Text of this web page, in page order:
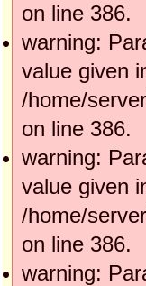
on line 386.
warning:
value given
/home/
on line 386.
warning:
value given
/home/
on line 386.
warning: